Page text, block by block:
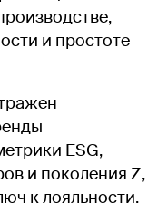
и простоте
ESG,
и поколения Z,
к лояльности.